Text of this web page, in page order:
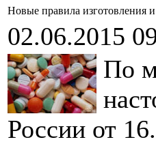
Новые правила изготовления и
02.06.2015
По
России от